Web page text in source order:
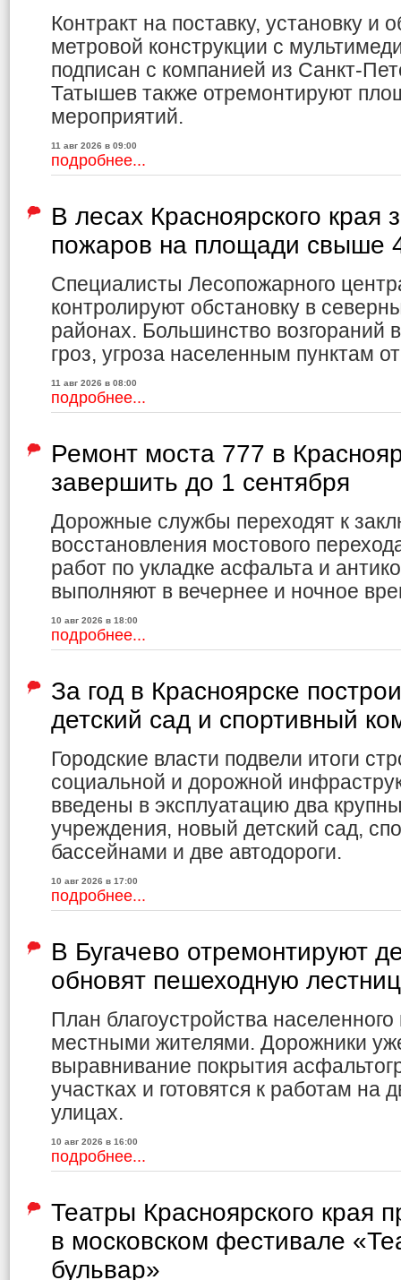
Контракт на поставку, установку и
метровой конструкции с
подписан с компанией из Санкт-
Татышев также отремонтируют
мероприятий.
11 авг 2026 в 09:00
подробнее...
В лесах Красноярского края
пожаров на площади свыше
Специалисты Лесопожарного
контролируют обстановку в
районах. Большинство возгораний
гроз, угроза населенным пунктам
11 авг 2026 в 08:00
подробнее...
Ремонт моста 777 в
завершить до 1 сентября
Дорожные службы переходят к
восстановления мостового
работ по укладке асфальта и
выполняют в вечернее и ночное
10 авг 2026 в 18:00
подробнее...
За год в Красноярске
детский сад и спортивный
Городские власти подвели итоги
социальной и дорожной
введены в эксплуатацию два
учреждения, новый детский сад,
бассейнами и две автодороги.
10 авг 2026 в 17:00
подробнее...
В Бугачево отремонтируют
обновят пешеходную
План благоустройства населенного
местными жителями. Дорожники
выравнивание покрытия
участках и готовятся к работам на
улицах.
10 авг 2026 в 16:00
подробнее...
Театры Красноярского края
в московском фестивале
бульвар»